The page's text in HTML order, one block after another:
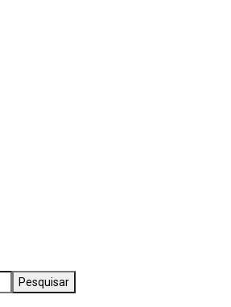
Pesquisar